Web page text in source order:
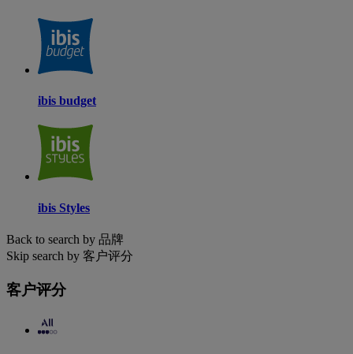
ibis budget
ibis Styles
Back to search by 品牌
Skip search by 客户评分
客户评分